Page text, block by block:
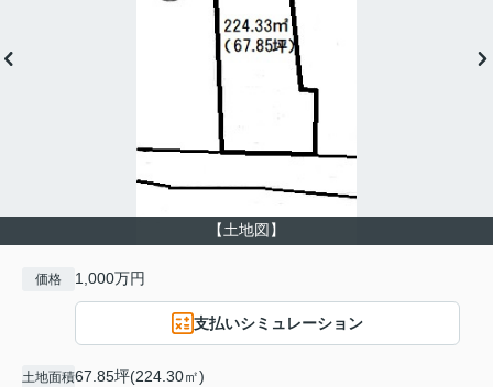
【土地図】
価格 1,000万円
支払いシミュレーション
土地面積67.85坪(224.30㎡)